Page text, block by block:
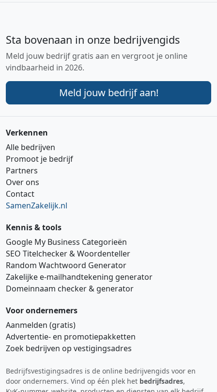
Sta bovenaan in onze bedrijvengids
Meld jouw bedrijf gratis aan en vergroot je online
vindbaarheid in 2026.
Meld jouw bedrijf aan!
Verkennen
Alle bedrijven
Promoot je bedrijf
Partners
Over ons
Contact
SamenZakelijk.nl
Kennis & tools
Google My Business Categorieën
SEO Titelchecker & Woordenteller
Random Wachtwoord Generator
Zakelijke e‑mailhandtekening generator
Domeinnaam checker & generator
Voor ondernemers
Aanmelden (gratis)
Advertentie‑ en promotiepakketten
Zoek bedrijven op vestigingsadres
Bedrijfsvestigingsadres is de online bedrijvengids voor en
door ondernemers. Vind op één plek het bedrijfsadres,
Hi 👋 We horen graag uw feedback!